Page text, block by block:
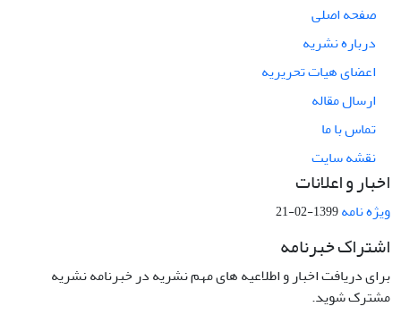
صفحه اصلی
درباره نشریه
اعضای هیات تحریریه
ارسال مقاله
تماس با ما
نقشه سایت
اخبار و اعلانات
ویژه نامه1399-02-21
اشتراک خبرنامه
برای دریافت اخبار و اطلاعیه های مهم نشریه در خبرنامه نشریه
مشترک شوید.